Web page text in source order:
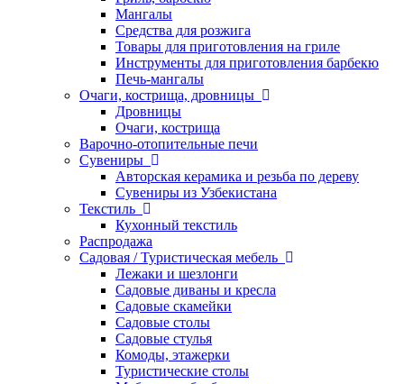
Мангалы
Средства для розжига
Товары для приготовления на гриле
Инструменты для приготовления барбекю
Печь-мангалы
Очаги, кострища, дровницы
Дровницы
Очаги, кострища
Варочно-отопительные печи
Сувениры
Авторская керамика и резьба по дереву
Сувениры из Узбекистана
Текстиль
Кухонный текстиль
Распродажа
Садовая / Туристическая мебель
Лежаки и шезлонги
Садовые диваны и кресла
Садовые скамейки
Садовые столы
Садовые стулья
Комоды, этажерки
Туристические столы